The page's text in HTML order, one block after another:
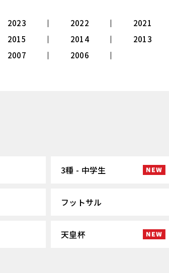
2023 2022 2021
2015 2014 2013
2007 2006
3種 - 中学生
フットサル
天皇杯